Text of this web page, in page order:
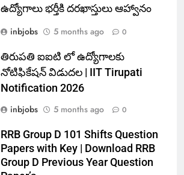
ఉద్యోగాలు భర్తీకి దరఖాస్తులు ఆహ్వానం
inbjobs
5 months ago 0
తిరుపతి ఐఐటి లో ఉద్యోగాలకు
నోటిఫికేషన్ విడుదల | IIT Tirupati
Notification 2026
inbjobs
5 months ago 0
RRB Group D 101 Shifts Question
Papers with Key | Download RRB
Group D Previous Year Question